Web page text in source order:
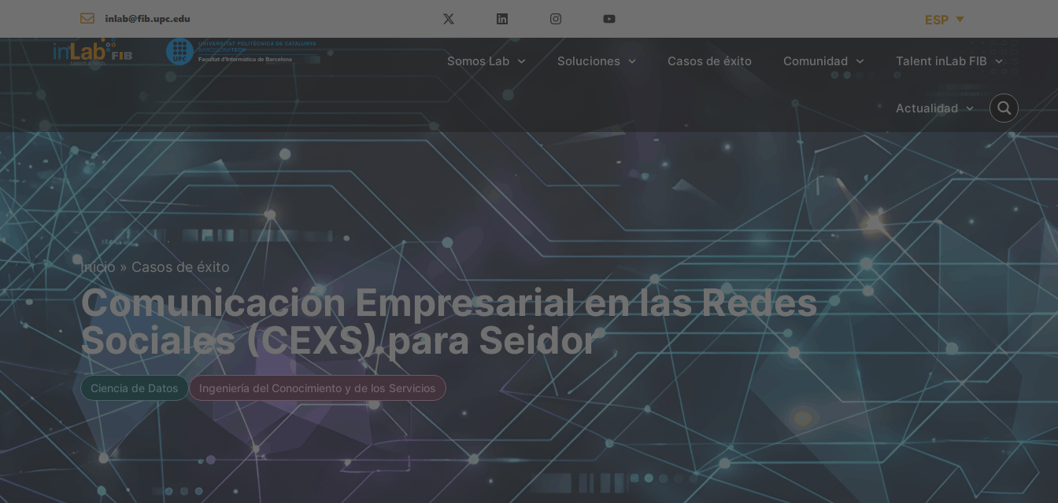
ESP
Somos Lab Soluciones Casos de éxito Comunidad Talent inLab FIB
Actualidad
Inicio » Casos de éxito
Comunicación Empresarial en las Redes
Sociales (CEXS) para Seidor
Ciencia de Datos Ingeniería del Conocimiento y de los Servicios